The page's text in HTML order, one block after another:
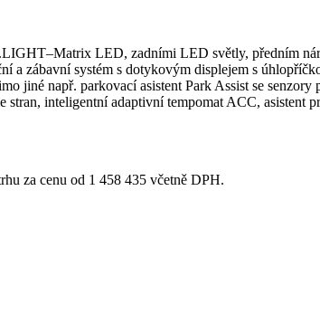
LED, zadními LED světly, předním
a zábavní systém s dotykovým displejem s
jiné např. parkovací asistent Park Assist se
inteligentní adaptivní tempomat ACC, asistent
za cenu od 1 458 435 včetně DPH.